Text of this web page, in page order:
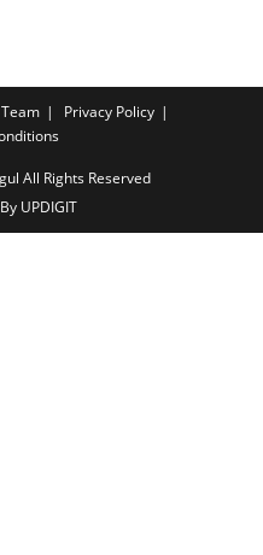
Privacy Policy
All Rights Reserved
UPDIGIT